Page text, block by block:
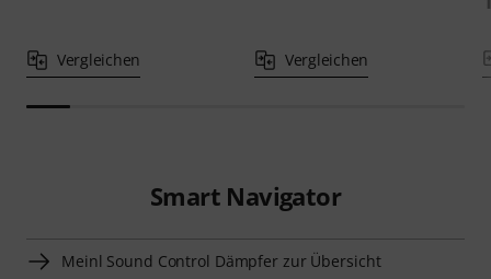
Vergleichen Vergleichen
Smart Navigator
Meinl Sound Control Dämpfer zur Übersicht